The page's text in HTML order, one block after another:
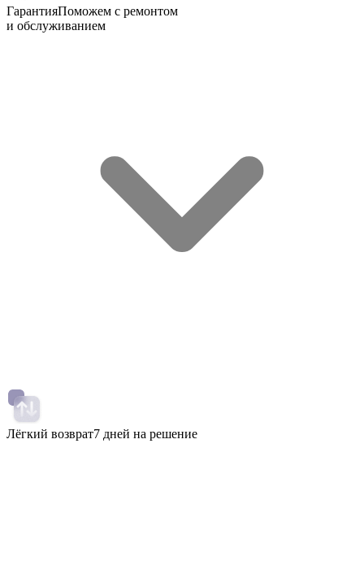
ГарантияПоможем с ремонтом
и обслуживанием
Лёгкий возврат7 дней на решение